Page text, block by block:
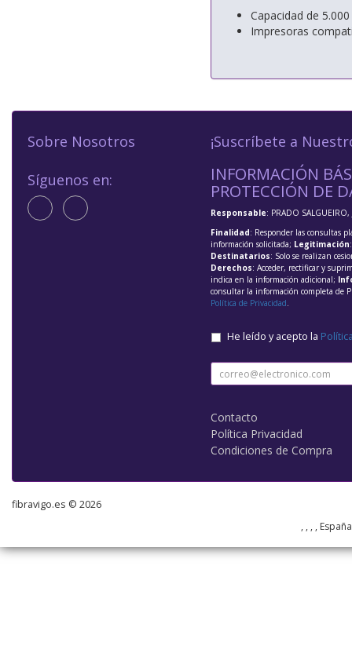
Capacidad de
Impresoras
Sobre Nosotros
Síguenos en:
¡Suscríbete a
INFORMACIÓN
PROTECCIÓN DE
Responsable: PRADO SALGUEIRO,
Finalidad: Responder las consultas
información solicitada; Legitimación
Destinatarios: Solo se realizan
Derechos: Acceder, rectificar y
indica en la información adicional;
consultar la información completa de
Política de Privacidad.
He leído y acepto la
Contacto
Política Privacidad
Condiciones de Compra
fibravigo.es © 2026
, , , ,